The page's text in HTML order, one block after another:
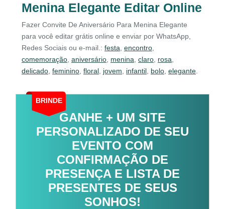
Menina Elegante Editar Online
Fazer Convite De Aniversário Para Menina Elegante
para você editar grátis online e enviar por WhatsApp,
Redes Sociais ou e-mail.: festa encontro
comemoração aniversário menina claro rosa
delicado feminino floral jovem infantil bolo elegante
BRINDE
GANHE + UM SITE
PERSONALIZADO DE SEU
EVENTO COM
CONFIRMAÇÃO DE
PRESENÇA E LISTA DE
PRESENTES DE SEUS
SONHOS!